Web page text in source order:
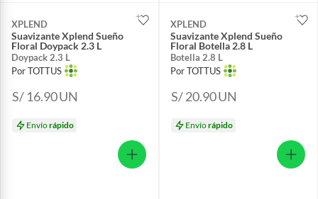
XPLEND
Suavizante Xplend Sueño
Floral Doypack 2.3 L
Doypack 2.3 L
Por TOTTUS
S/ 16.90UN
Envíorápido
XPLEND
Suavizante Xplend Sueño
Floral Botella 2.8 L
Botella 2.8 L
Por TOTTUS
S/ 20.90UN
Envíorápido